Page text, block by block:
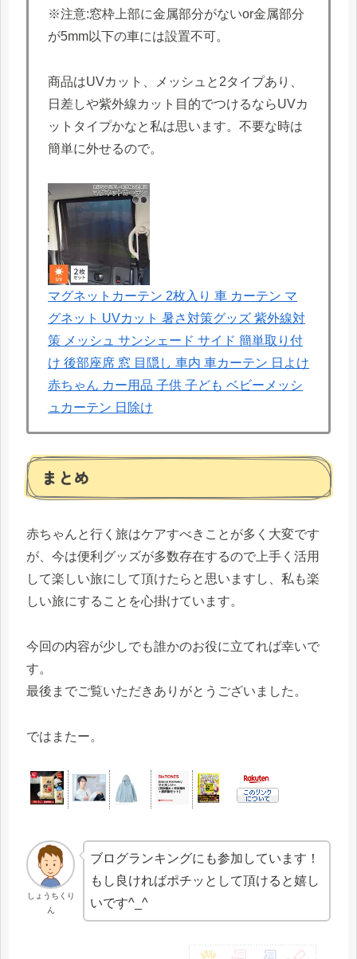
※注意:窓枠上部に金属部分がないor金属部分
が5mm以下の車には設置不可。
商品はUVカット、メッシュと2タイプあり、
日差しや紫外線カット目的でつけるならUVカ
ットタイプかなと私は思います。不要な時は
簡単に外せるので。
マグネットカーテン 2枚入り 車 カーテン マ
グネット UVカット 暑さ対策グッズ 紫外線対
策 メッシュ サンシェード サイド 簡単取り付
け 後部座席 窓 目隠し 車内 車カーテン 日よけ
赤ちゃん カー用品 子供 子ども ベビーメッシ
ュカーテン 日除け
まとめ
赤ちゃんと行く旅はケアすべきことが多く大変です
が、今は便利グッズが多数存在するので上手く活用
して楽しい旅にして頂けたらと思いますし、私も楽
しい旅にすることを心掛けています。
今回の内容が少しでも誰かのお役に立てれば幸いで
す。
最後までご覧いただきありがとうございました。
ではまたー。
しょうちくり
ん
ブログランキングにも参加しています！
もし良ければポチッとして頂けると嬉し
いです^_^